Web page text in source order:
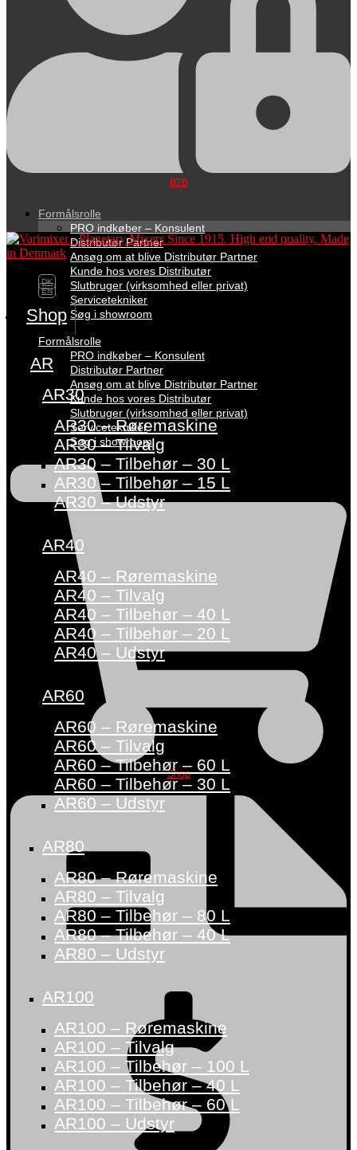
B2B
Formålsrolle
PRO indkøber – Konsulent
Distributør Partner
Ansøg om at blive Distributør Partner
Kunde hos vores Distributør
Slutbruger (virksomhed eller privat)
Servicetekniker
Søg i showroom
Formålsrolle
PRO indkøber – Konsulent
Distributør Partner
Ansøg om at blive Distributør Partner
Kunde hos vores Distributør
Slutbruger (virksomhed eller privat)
Servicetekniker
Søg i showroom
Shop
DK
EN
Shop
AR
AR30
AR30 – Røremaskine
AR30 – Tilvalg
AR30 – Tilbehør – 30 L
AR30 – Tilbehør – 15 L
AR30 – Udstyr
AR40
AR40 – Røremaskine
AR40 – Tilvalg
AR40 – Tilbehør – 40 L
AR40 – Tilbehør – 20 L
AR40 – Udstyr
AR60
AR60 – Røremaskine
AR60 – Tilvalg
AR60 – Tilbehør – 60 L
AR60 – Tilbehør – 30 L
AR60 – Udstyr
AR80
AR80 – Røremaskine
AR80 – Tilvalg
AR80 – Tilbehør – 80 L
AR80 – Tilbehør – 40 L
AR80 – Udstyr
AR100
AR100 – Røremaskine
AR100 – Tilvalg
AR100 – Tilbehør – 100 L
AR100 – Tilbehør – 40 L
AR100 – Tilbehør – 60 L
AR100 – Udstyr